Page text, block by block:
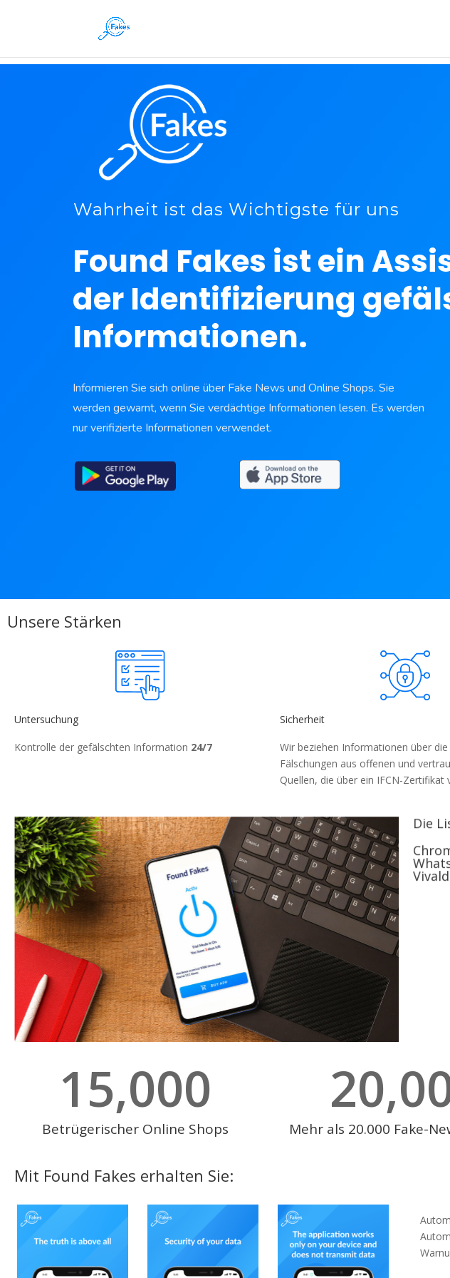
Wahrheit ist das Wichtigste für uns
Found Fakes ist ein
der Identifizierung
Informationen.
Informieren Sie sich online über Fake News und Online Shops. Sie
werden gewarnt, wenn Sie verdächtige Informationen lesen. Es werden
nur verifizierte Informationen verwendet.
Unsere Stärken
Untersuchung
Kontrolle der gefälschten Information 24/7
Sicherheit
Wir beziehen Informationen über
Fälschungen aus offenen und
Quellen, die über ein IFCN-Zertifikat
Die
Betrügerischer Online Shops
15,000
Mehr als 20.000 Fake-
Mit Found Fakes erhalten Sie: